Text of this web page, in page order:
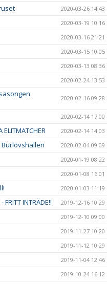
2020-03-26 14:43
2020-03-19 10:16
2020-03-16 21:21
2020-03-15 10:05
2020-03-13 08:36
2020-02-24 13:53
2020-02-16 09:28
2020-02-14 17:00
ELITMATCHER 2020-02-14 14:03
Burlövshallen 2020-02-04 09:09
2020-01-19 08:22
2020-01-08 16:01
2020-01-03 11:19
INTRÄDE!! 2019-12-16 10:29
2019-12-10 09:00
2019-11-27 10:20
2019-11-12 10:29
2019-11-04 12:46
2019-10-24 16:12